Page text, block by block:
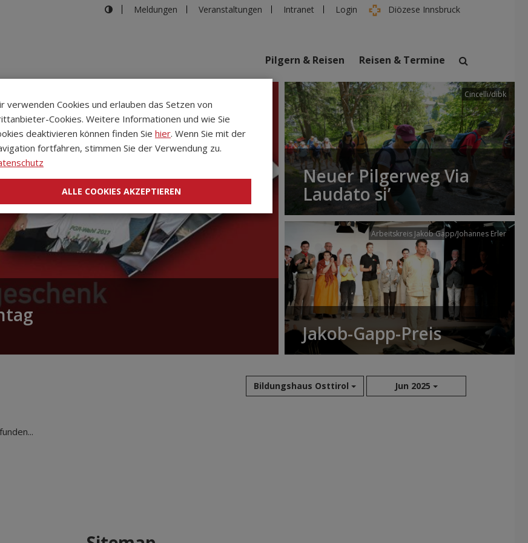
Meldungen Veranstaltungen Intranet Login Diözese Innsbruck
suchen
Veranstaltungen Personen
Pilgern & Reisen Reisen & Termine
Cincelli/dibk
Neuer Pilgerweg Via
Laudato si’
Arbeitskreis Jakob Gapp/Johannes Erler
Jakob-Gapp-Preis
Bildungshaus Osttirol Jun 2025
verwenden Cookies und erlauben das Setzen von
Cookies. Weitere Informationen und wie Sie
deaktivieren können finden Sie hier. Wenn Sie mit der
fortfahren, stimmen Sie der Verwendung zu.
ALLE COOKIES AKZEPTIEREN